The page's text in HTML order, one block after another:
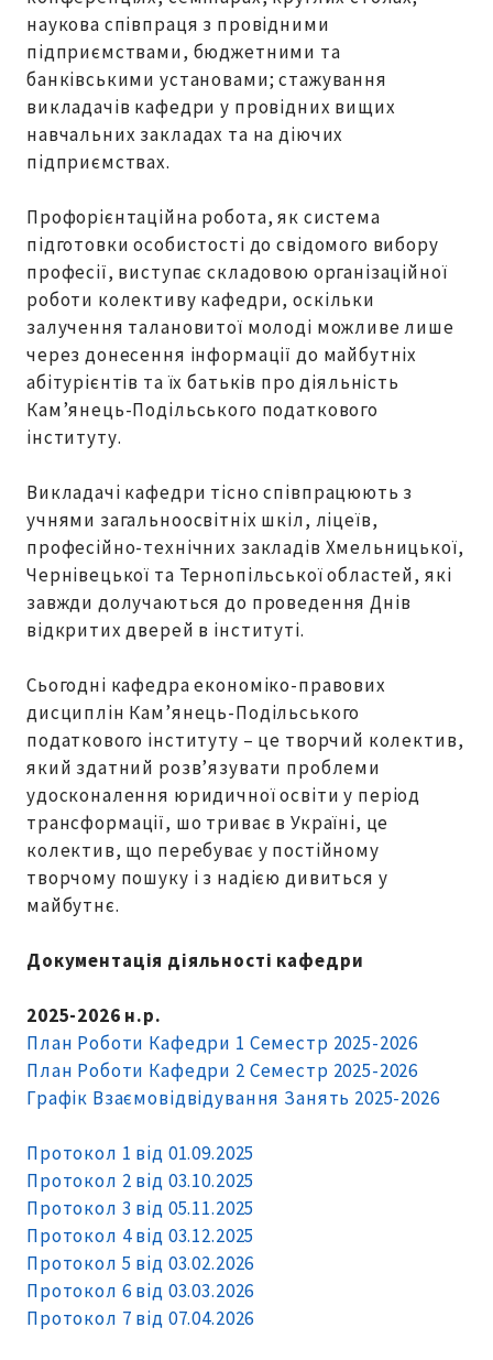
наукова співпраця з провідними
підприємствами, бюджетними та
банківськими установами; стажування
викладачів кафедри у провідних вищих
навчальних закладах та на діючих
підприємствах.
Профорієнтаційна робота, як система
підготовки особистості до свідомого вибору
професії, виступає складовою організаційної
роботи колективу кафедри, оскільки
залучення талановитої молоді можливе лише
через донесення інформації до майбутніх
абітурієнтів та їх батьків про діяльність
Кам’янець-Подільського податкового
інституту.
Викладачі кафедри тісно співпрацюють з
учнями загальноосвітніх шкіл, ліцеїв,
професійно-технічних закладів Хмельницької,
Чернівецької та Тернопільської областей, які
завжди долучаються до проведення Днів
відкритих дверей в інституті.
Сьогодні кафедра економіко-правових
дисциплін Кам’янець-Подільського
податкового інституту – це творчий колектив,
який здатний розв’язувати проблеми
удосконалення юридичної освіти у період
трансформації, шо триває в Україні, це
колектив, що перебуває у постійному
творчому пошуку і з надією дивиться у
майбутнє.
Документація діяльності кафедри
2025-2026 н.р.
План Роботи Кафедри 1 Семестр 2025-2026
План Роботи Кафедри 2 Семестр 2025-2026
Графік Взаємовідвідування Занять 2025-2026
Протокол 1 від 01.09.2025
Протокол 2 від 03.10.2025
Протокол 3 від 05.11.2025
Протокол 4 від 03.12.2025
Протокол 5 від 03.02.2026
Протокол 6 від 03.03.2026
Протокол 7 від 07.04.2026